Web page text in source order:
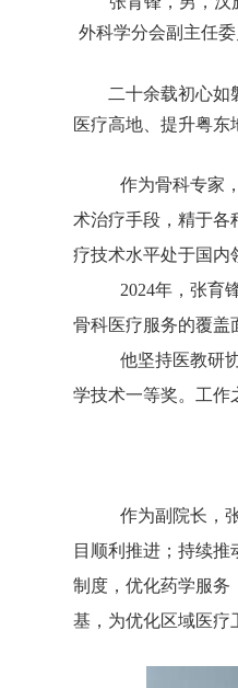
外科学分会副主任
二十余载初心
医疗高地、提升粤东
作为骨科专家
术治疗手段，精于各
疗技术水平处于国内
2024年，张育
骨科医疗服务的覆盖
他坚持医教研
学技术一等奖。工作
作为副院长，
目顺利推进；持续
制度，优化药学服务
基，为优化区域医疗